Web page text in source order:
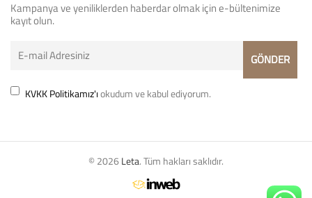
Kampanya ve yeniliklerden haberdar olmak için e-bültenimize
kayıt olun.
KVKK Politikamız'ıokudum ve kabul ediyorum.
© 2026 Leta. Tüm hakları saklıdır.